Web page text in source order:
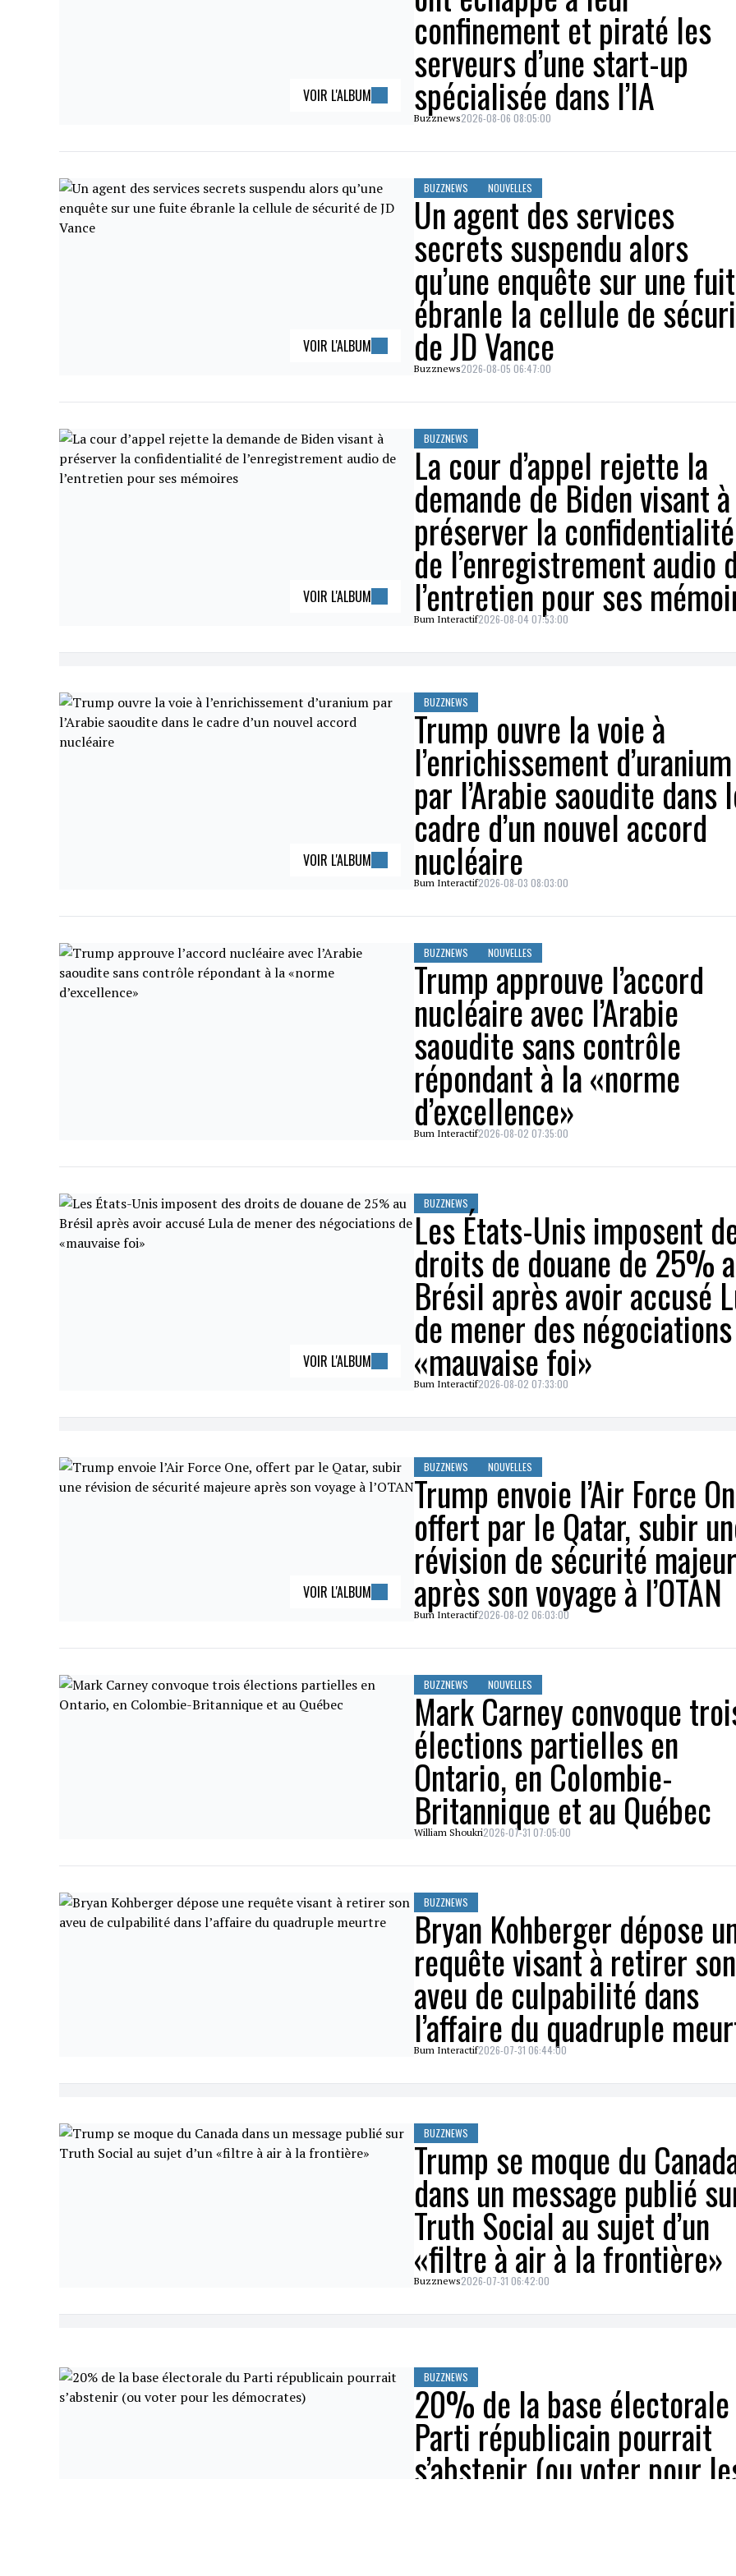
confinement et piraté les
serveurs d’une start-up
spécialisée dans l’IA
Buzznews2026-08-06 08:05:00
VOIR L'ALBUM
BUZZNEWS NOUVELLES
Un agent des services
secrets suspendu alors
qu’une enquête sur une
ébranle la cellule de
de JD Vance
Buzznews2026-08-05 06:47:00
VOIR L'ALBUM
BUZZNEWS
La cour d’appel rejette la
demande de Biden visant à
préserver la confidentialité
de l’enregistrement audio
l’entretien pour ses
Bum Interactif2026-08-04 07:53:00
VOIR L'ALBUM
BUZZNEWS
Trump ouvre la voie à
l’enrichissement d’uranium
par l’Arabie saoudite dans
cadre d’un nouvel accord
nucléaire
Bum Interactif2026-08-03 08:03:00
VOIR L'ALBUM
BUZZNEWS NOUVELLES
Trump approuve l’accord
nucléaire avec l’Arabie
saoudite sans contrôle
répondant à la «norme
d’excellence»
Bum Interactif2026-08-02 07:35:00
BUZZNEWS
Les États-Unis imposent
droits de douane de 25%
Brésil après avoir accusé
de mener des
«mauvaise foi»
Bum Interactif2026-08-02 07:33:00
VOIR L'ALBUM
BUZZNEWS NOUVELLES
Trump envoie l’Air Force
offert par le Qatar, subir
révision de sécurité
après son voyage à l’OTAN
Bum Interactif2026-08-02 06:03:00
VOIR L'ALBUM
BUZZNEWS NOUVELLES
Mark Carney convoque
élections partielles en
Ontario, en Colombie-
Britannique et au Québec
William Shoukri2026-07-31 07:05:00
BUZZNEWS
Bryan Kohberger dépose
requête visant à retirer son
aveu de culpabilité dans
l’affaire du quadruple
Bum Interactif2026-07-31 06:44:00
BUZZNEWS
Trump se moque du
dans un message publié
Truth Social au sujet d’un
«filtre à air à la frontière»
Buzznews2026-07-31 06:42:00
BUZZNEWS
20% de la base
Parti républicain pourrait
s’abstenir (ou voter pour